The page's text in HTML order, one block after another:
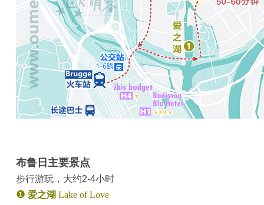
布鲁日主要景点
步行游玩，大约2-4小时
❶ 爱之湖 Lake of Love